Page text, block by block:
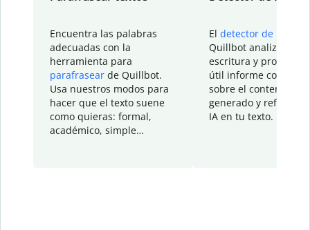
Encuentra las palabras
adecuadas con la
herramienta para
parafrasear de Quillbot.
Usa nuestros modos para
hacer que el texto suene
como quieras: formal,
académico, simple…
El detector de IA
Quillbot analiza tu
escritura y
útil informe con
sobre el contenido
generado y refinado
IA en tu texto.